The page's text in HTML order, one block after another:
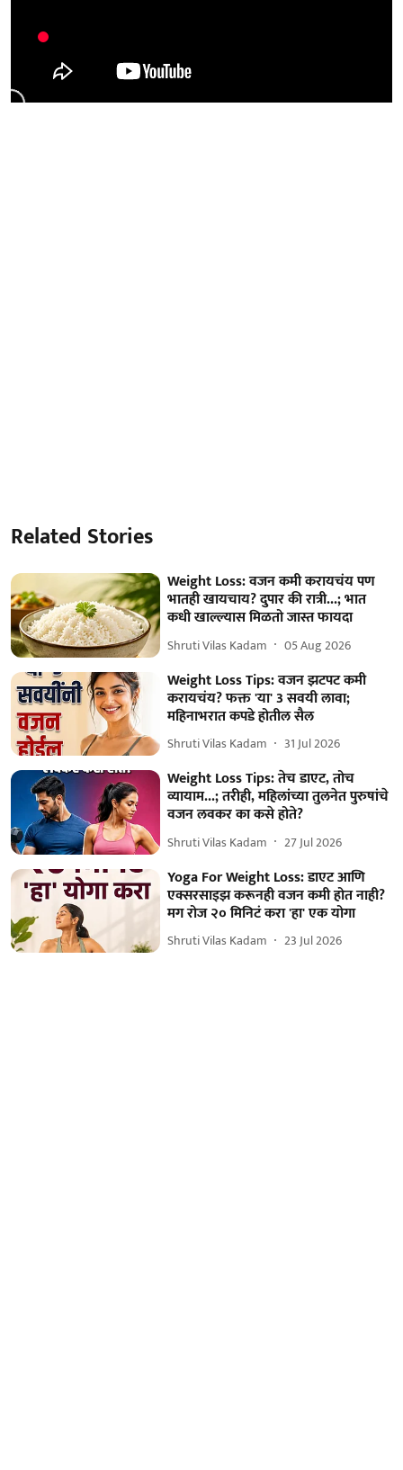
Related Stories
Weight Loss: वजन कमी करायचंय पण
भातही खायचाय? दुपार की रात्री...; भात
कधी खाल्ल्यास मिळतो जास्त फायदा
Shruti Vilas Kadam 05 Aug 2026
Weight Loss Tips: वजन झटपट कमी
करायचंय? फक्त 'या' 3 सवयी लावा;
महिनाभरात कपडे होतील सैल
Shruti Vilas Kadam 31 Jul 2026
Weight Loss Tips: तेच डाएट, तोच
व्यायाम...; तरीही, महिलांच्या तुलनेत पुरुषांचे
वजन लवकर का कसे होते?
Shruti Vilas Kadam 27 Jul 2026
Yoga For Weight Loss: डाएट आणि
एक्सरसाइझ करूनही वजन कमी होत नाही?
मग रोज २० मिनिटं करा 'हा' एक योगा
Shruti Vilas Kadam 23 Jul 2026